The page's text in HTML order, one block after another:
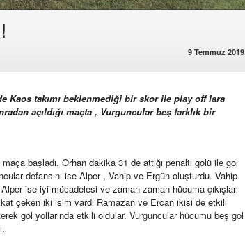
9 Temmuz 2019
Kaos takımı beklenmediği bir skor ile play off lara
açıldığı maçta , Vurguncular beş farklık bir
başladı. Orhan dakika 31 de attığı penaltı golü ile gol
defansını ise Alper , Vahip ve Ergün oluşturdu. Vahip
ise iyi mücadelesi ve zaman zaman hücuma çıkışları
çeken iki isim vardı Ramazan ve Ercan ikisi de etkili
gol yollarında etkili oldular. Vurguncular hücumu beş gol